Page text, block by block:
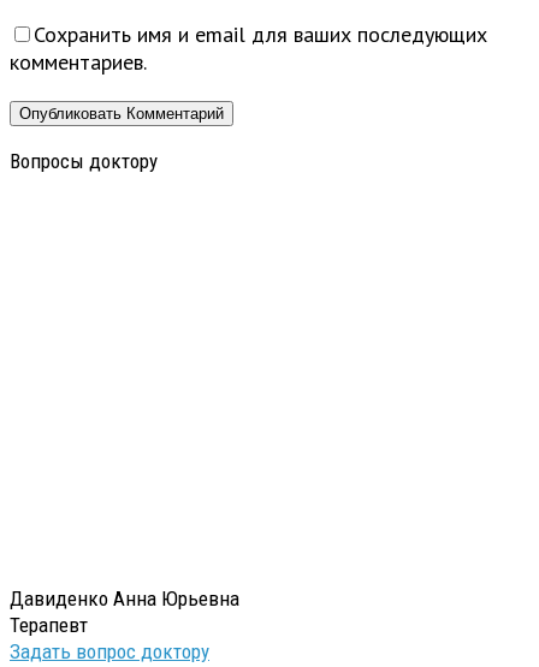
Сохранить имя и email для ваших последующих
комментариев.
Вопросы доктору
Давиденко Анна Юрьевна
Терапевт
Задать вопрос доктору